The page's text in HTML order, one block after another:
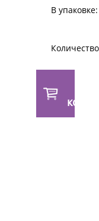
В упаковке: